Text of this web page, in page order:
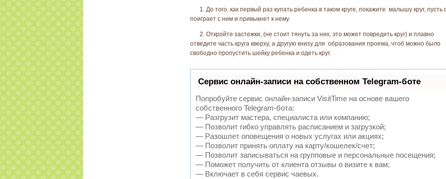
1. До того, как первый раз купать ребенка в таком круге, покажите малышу круг, пусть
поиграет с ним и привыкнет к нему.
2. Откройте застежки, (не стоит тянуть за них, это может повредить круг) и плавно
отведите часть круга кверху, а другую книзу для образования проема, чтоб можно было
свободно пропустить шейку ребенка и одеть круг.
Сервис онлайн-записи на собственном Telegram-боте
Попробуйте сервис онлайн-записи VisitTime на основе вашего
собственного Telegram-бота:
— Разгрузит мастера, специалиста или компанию;
— Позволит гибко управлять расписанием и загрузкой;
— Разошлет оповещения о новых услугах или акциях;
— Позволит принять оплату на карту/кошелек/счет;
— Позволит записываться на групповые и персональные посещения;
— Поможет получить от клиента отзывы о визите к вам;
— Включает в себя сервис чаевых.